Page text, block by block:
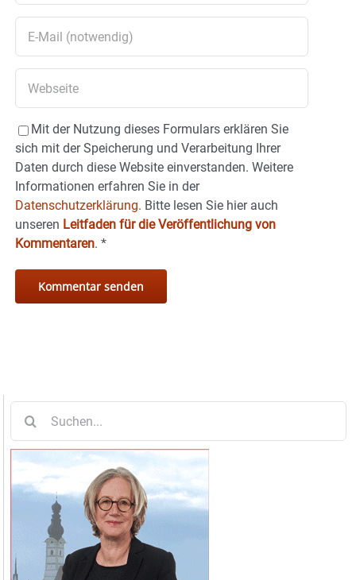
Mit der Nutzung dieses Formulars erklären Sie
sich mit der Speicherung und Verarbeitung Ihrer
Daten durch diese Website einverstanden. Weitere
Informationen erfahren Sie in der
Datenschutzerklärung. Bitte lesen Sie hier auch
unseren Leitfaden für die Veröffentlichung von
Kommentaren. *
nach: